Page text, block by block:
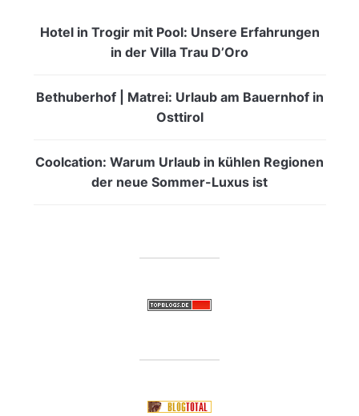
Hotel in Trogir mit Pool: Unsere Erfahrungen
in der Villa Trau D’Oro
Bethuberhof | Matrei: Urlaub am Bauernhof in
Osttirol
Coolcation: Warum Urlaub in kühlen Regionen
der neue Sommer-Luxus ist